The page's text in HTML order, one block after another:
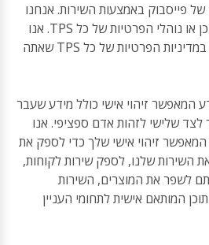
פייסבוק באמצעות השירות. אנחנו
לא לוקחים אחריות על התוכן או נוהלי הפרטיות של כל TPS. אנו
ממליצים לך לעיין בקפידה במדיניות הפרטיות של כל TPS שאתה
המאפשר זיהוי אישי כולל מידע שעבר
לצד שלישי לזהות אדם ספציפי. אנו
זיהוי אישי שלך כדי לספק את
השירות שלנו, לספק שירות לקוחות,
לשפר את המוצרים, השירות
המותאם אישית לתחומי העניין